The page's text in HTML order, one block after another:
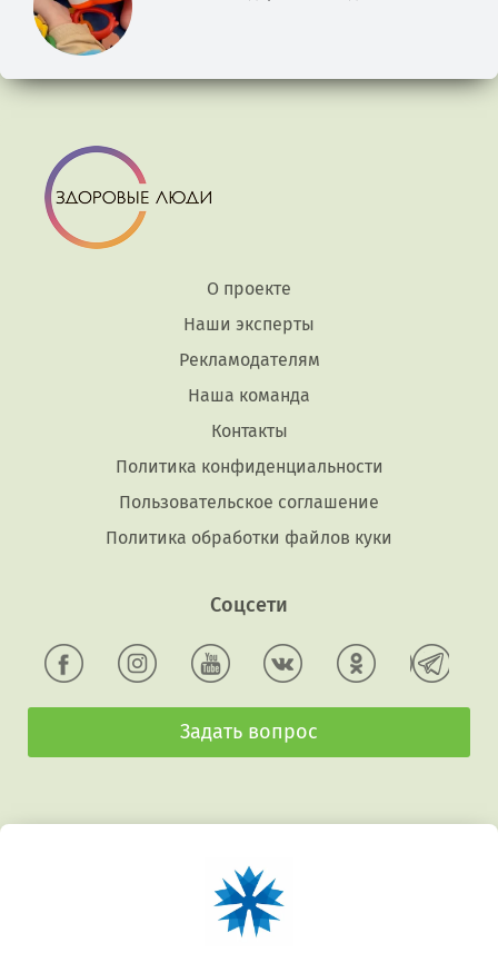
О проекте
Наши эксперты
Рекламодателям
Наша команда
Контакты
Политика конфиденциальности
Пользовательское соглашение
Политика обработки файлов куки
Соцсети
Задать вопрос